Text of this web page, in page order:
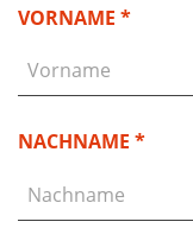
VORNAME *
NACHNAME *